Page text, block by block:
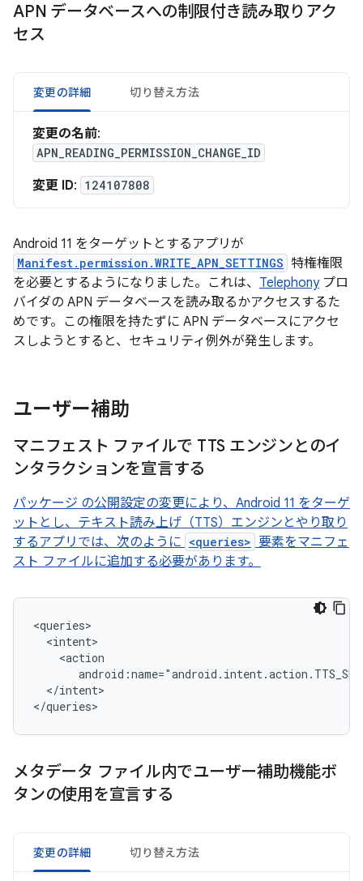
APN データベースへの制限付き読み取りアク
セス
変更の詳細 切り替え方法
変更の名前:
APN_READING_PERMISSION_CHANGE_ID
変更 ID: 124107808
Android 11 をターゲットとするアプリが
Manifest.permission.WRITE_APN_SETTINGS 特権権限
を必要とするようになりました。これは、 Telephonyプロ
バイダの APN データベースを読み取るかアクセスするた
めです。この権限を持たずに APN データベースにアクセ
スしようとすると、セキュリティ例外が発生します。
ユーザー補助
マニフェスト ファイルで TTS エンジンとのイ
ンタラクションを宣言する
パッケージ の公開設定の変更により、Android 11 をターゲ
ットとし、テキスト読み上げ（TTS）エンジンとやり取り
するアプリでは、次のように <queries> 要素をマニフェ
スト ファイルに追加する必要があります。
</intent>
</queries>
メタデータ ファイル内でユーザー補助機能ボ
タンの使用を宣言する
変更の詳細 切り替え方法